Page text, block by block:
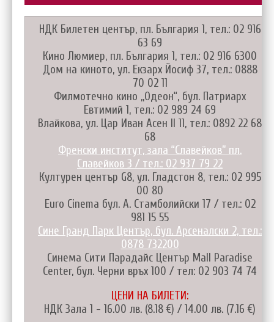
НДК Билетен център, пл. България 1, тел.: 02 916
63 69
Кино Люмиер, пл. България 1, тел.: 02 916 6300
Дом на киното, ул. Екзарх Йосиф 37, тел.: 0888
70 02 11
Филмотечно кино „Одеон“, бул. Патриарх
Евтимий 1, тел.: 02 989 24 69
Влайкова, ул. Цар Иван Асен II 11, тел.: 0892 22 68
68
Френски институт, зала “Славейков” пл.
Славейков 3 / тел.: 02 937 79 22
Културен център G8, ул. Гладстон 8, тел.: 02 995
00 80
Euro Cinema бул. А. Стамболийски 17 / тел.: 02
981 15 55
Сине Гранд Парк Център, бул. Арсеналски 2, тел.:
0878 732200
Синема Сити Парадайс Център Mall Paradise
Center, бул. Черни връх 100 / тел: 02 903 74 74
ЦЕНИ НА БИЛЕТИ:
НДК Зала 1 - 16.00 лв. (8.18 €) / 14.00 лв. (7.16 €)